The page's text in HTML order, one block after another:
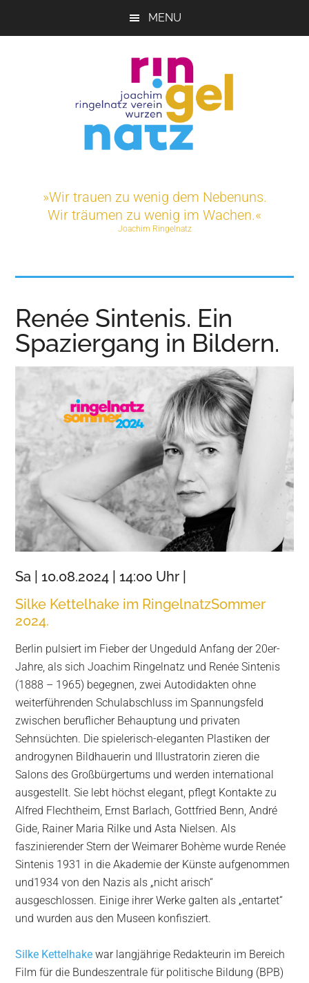
MENU
Ringelnatz-
Verein
e.V.
Projekte
in
Wurzen
»Wir trauen zu wenig dem Nebenuns.
Wir träumen zu wenig im Wachen.«
Joachim Ringelnatz
Renée Sintenis. Ein
Spaziergang in Bildern.
Sa | 10.08.2024 | 14:00 Uhr |
Silke Kettelhake im RingelnatzSommer
2024.
Berlin pulsiert im Fieber der Ungeduld Anfang der 20er-
Jahre, als sich Joachim Ringelnatz und Renée Sintenis
(1888 – 1965) begegnen, zwei Autodidakten ohne
weiterführenden Schulabschluss im Spannungsfeld
zwischen beruflicher Behauptung und privaten
Sehnsüchten. Die spielerisch-eleganten Plastiken der
androgynen Bildhauerin und Illustratorin zieren die
Salons des Großbürgertums und werden international
ausgestellt. Sie lebt höchst elegant, pflegt Kontakte zu
Alfred Flechtheim, Ernst Barlach, Gottfried Benn, André
Gide, Rainer Maria Rilke und Asta Nielsen. Als
faszinierender Stern der Weimarer Bohème wurde Renée
Sintenis 1931 in die Akademie der Künste aufgenommen
und1934 von den Nazis als „nicht arisch“
ausgeschlossen. Einige ihrer Werke galten als „entartet“
und wurden aus den Museen konfisziert.
Silke Kettelhakewar langjährige Redakteurin im Bereich
Film für die Bundeszentrale für politische Bildung (BPB)